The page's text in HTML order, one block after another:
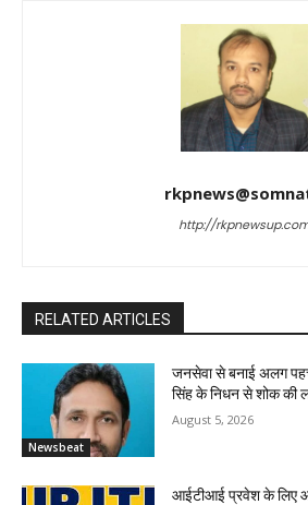
http://
RELATED ARTICLES
Newsbeat
जनसेवा से बनाई अलग
सिंह के निधन से शोक की
August 5, 2026
आईटीआई प्रवेश के लिए